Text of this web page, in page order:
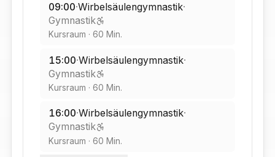
09:00·Wirbelsäulengymnastik·
Gymnastik
Kursraum · 60 Min.
15:00·Wirbelsäulengymnastik·
Gymnastik
Kursraum · 60 Min.
16:00·Wirbelsäulengymnastik·
Gymnastik
Kursraum · 60 Min.